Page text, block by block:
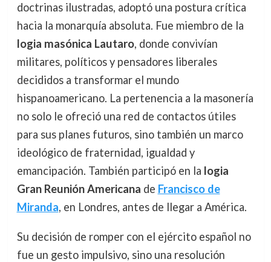
doctrinas ilustradas, adoptó una postura crítica
hacia la monarquía absoluta. Fue miembro de la
logia masónica Lautaro, donde convivían
militares, políticos y pensadores liberales
decididos a transformar el mundo
hispanoamericano. La pertenencia a la masonería
no solo le ofreció una red de contactos útiles
para sus planes futuros, sino también un marco
ideológico de fraternidad, igualdad y
emancipación. También participó en la logia
Gran Reunión Americana de Francisco de
Miranda, en Londres, antes de llegar a América.
Su decisión de romper con el ejército español no
fue un gesto impulsivo, sino una resolución